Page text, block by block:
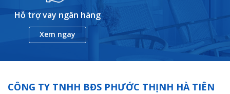
Hỗ trợ vay ngân hàng
Xem ngay
CÔNG TY TNHH BĐS PHƯỚC THỊNH HÀ TIÊN